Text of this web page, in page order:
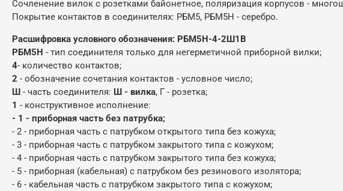
Сочленение вилок с розетками байонетное, поляризация корпусов -
Покрытие контактов в соединителях: РБМ5, РБМ5Н - серебро.
Расшифровка условного обозначения: РБМ5Н-4-2Ш1В
РБМ5Н - тип соединителя только для негерметичной приборной вилки;
4- количество контактов;
2 - обозначение сочетания контактов - условное число;
Ш - часть соединителя: Ш - вилка, Г - розетка;
1 - конструктивное исполнение:
- 1 - приборная часть без патрубка;
- 2 - приборная часть с патрубком открытого типа без кожуха;
- 3 - приборная часть с патрубком закрытого типа с кожухом;
- 4 - приборная часть с патрубком закрытого типа без кожуха;
- 5 - приборная (кабельная) с патрубком без резинового изолятора;
- 6 - кабельная часть с патрубком закрытого типа с кожухом;